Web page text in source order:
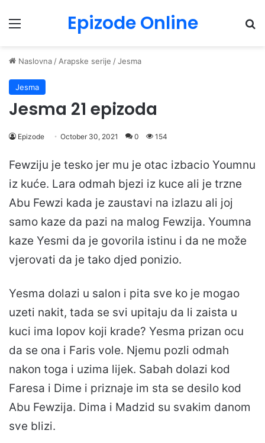
Menu Epizode Online
Naslovna / Arapske serije /Jesma
Jesma
Jesma 21 epizoda
Epizode October 30, 2021 0 154
Fewziju je tesko jer mu je otac izbacio Youmnu
iz kuće. Lara odmah bjezi iz kuce ali je trzne
Abu Fewzi kada je zaustavi na izlazu ali joj
samo kaze da pazi na malog Fewzija. Youmna
kaze Yesmi da je govorila istinu i da ne može
vjerovati da je tako djed ponizio.
Yesma dolazi u salon i pita sve ko je mogao
uzeti nakit, tada se svi upitaju da li zaista u
kuci ima lopov koji krade? Yesma prizan ocu
da se ona i Faris vole. Njemu pozli odmah
nakon toga i uzima lijek. Sabah dolazi kod
Faresa i Dime i priznaje im sta se desilo kod
Abu Fewzija. Dima i Madzid su svakim danom
sve blizi.